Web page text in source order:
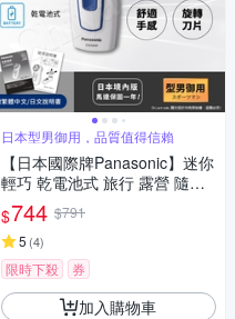
日本型男御用，品質值得信賴
【日本國際牌Panasonic】迷你
輕巧 乾電池式 旅行 露營 隨身
電動刮鬍刀(可拆式清潔)
$744 $791
5 (4)
限時下殺 券
加入購物車